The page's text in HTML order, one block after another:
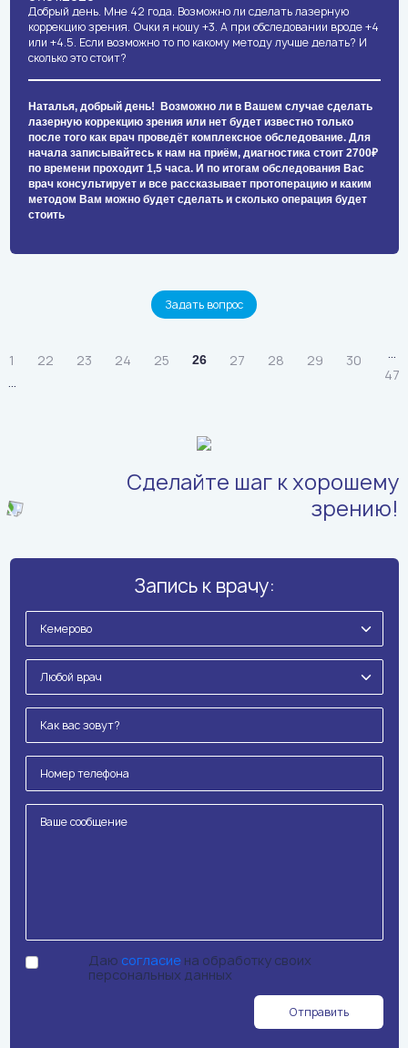
Добрый день. Мне 42 года. Возможно ли сделать лазерную
коррекцию зрения. Очки я ношу +3. А при обследовании вроде +4
или +4.5. Если возможно то по какому методу лучше делать? И
сколько это стоит?
Наталья, добрый день! Возможно ли в Вашем случае сделать
лазерную коррекцию зрения или нет будет известно только
после того как врач проведёт комплексное обследование. Для
начала записывайтесь к нам на приём, диагностика стоит 2700₽
по времени проходит 1,5 часа. И по итогам обследования Вас
врач консультирует и все рассказывает протоперацию и каким
методом Вам можно будет сделать и сколько операция будет
стоить
Задать вопрос
1
22 23 24 25 26 27 28 29 30
...
47
Сделайте шаг к хорошему
зрению!
Запись к врачу:
Даю согласиена обработку своих
персональных данных
Отправить